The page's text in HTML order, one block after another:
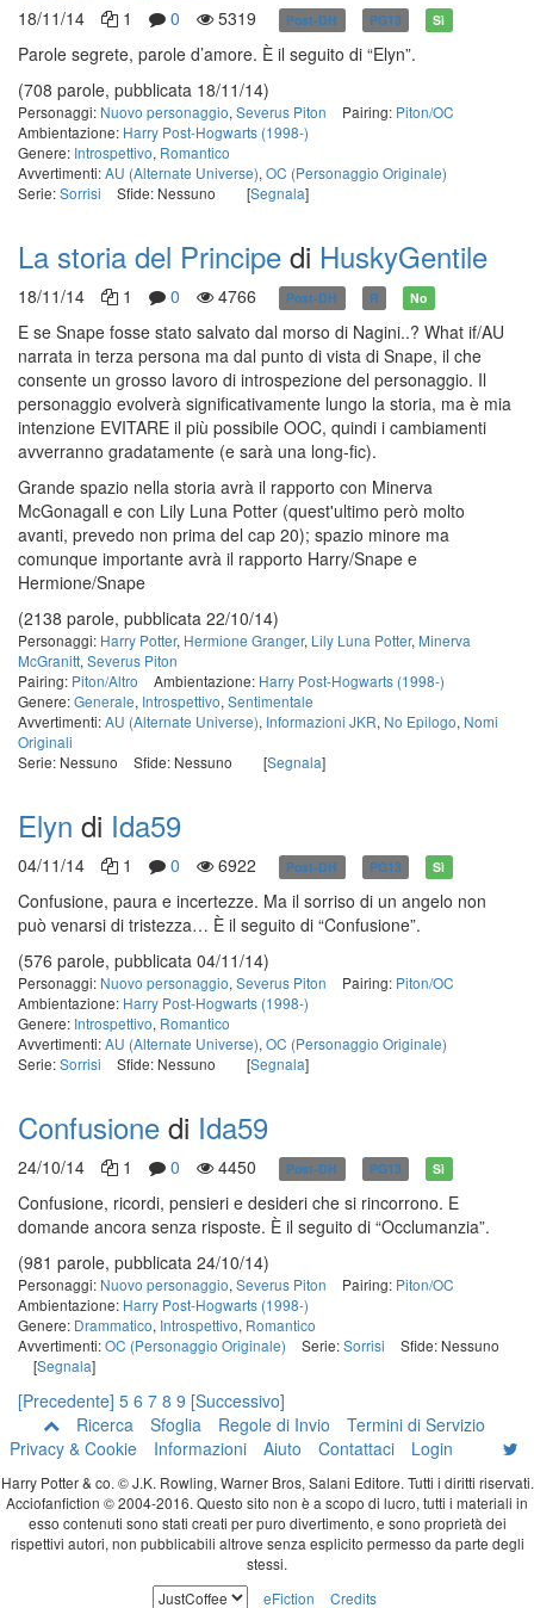
18/11/14 1 0 5319 Post-DH PG13 Sì
Parole segrete, parole d’amore. È il seguito di “Elyn”.
(708 parole, pubblicata 18/11/14)
Personaggi: Nuovo personaggio, Severus Piton Pairing: Piton/OC
Ambientazione: Harry Post-Hogwarts (1998-)
Genere: Introspettivo, Romantico
Avvertimenti:AU (Alternate Universe), OC (Personaggio Originale)
Serie:Sorrisi Sfide: Nessuno [Segnala]
La storia del Principe di HuskyGentile
18/11/14 1 0 4766 Post-DH R No
E se Snape fosse stato salvato dal morso di Nagini..? What if/AU
narrata in terza persona ma dal punto di vista di Snape, il che
consente un grosso lavoro di introspezione del personaggio. Il
personaggio evolverà significativamente lungo la storia, ma è mia
intenzione EVITARE il più possibile OOC, quindi i cambiamenti
avverranno gradatamente (e sarà una long-fic).
Grande spazio nella storia avrà il rapporto con Minerva
McGonagall e con Lily Luna Potter (quest'ultimo però molto
avanti, prevedo non prima del cap 20); spazio minore ma
comunque importante avrà il rapporto Harry/Snape e
Hermione/Snape
(2138 parole, pubblicata 22/10/14)
Personaggi: Harry Potter, Hermione Granger, Lily Luna Potter, Minerva
McGranitt, Severus Piton
Pairing: Piton/Altro Ambientazione: Harry Post-Hogwarts (1998-)
Genere:Generale, Introspettivo, Sentimentale
Avvertimenti:AU (Alternate Universe), Informazioni JKR, No Epilogo, Nomi
Originali
Serie: Nessuno
Sfide: Nessuno [Segnala]
Elyn di Ida59
04/11/14 1 0 6922 Post-DH PG13 Sì
Confusione, paura e incertezze. Ma il sorriso di un angelo non
può venarsi di tristezza… È il seguito di “Confusione”.
(576 parole, pubblicata 04/11/14)
Personaggi: Nuovo personaggio, Severus Piton Pairing: Piton/OC
Ambientazione: Harry Post-Hogwarts (1998-)
Genere: Introspettivo, Romantico
Avvertimenti:AU (Alternate Universe), OC (Personaggio Originale)
Serie:Sorrisi Sfide: Nessuno [Segnala]
Confusione di Ida59
24/10/14 1 0 4450 Post-DH PG13 Sì
Confusione, ricordi, pensieri e desideri che si rincorrono. E
domande ancora senza risposte. È il seguito di “Occlumanzia”.
(981 parole, pubblicata 24/10/14)
Personaggi: Nuovo personaggio, Severus Piton Pairing: Piton/OC
Ambientazione: Harry Post-Hogwarts (1998-)
Genere: Drammatico, Introspettivo, Romantico
Avvertimenti:OC (Personaggio Originale) Serie:Sorrisi
Sfide: Nessuno
[Segnala]
[Precedente] 5 6 7 8 9 [Successivo]
Ricerca
Sfoglia Regole di Invio
Termini di Servizio
Privacy & Cookie
Informazioni Aiuto Contattaci Login
Harry Potter & co. © J.K. Rowling, Warner Bros, Salani Editore. Tutti i diritti riservati.
Acciofanfiction © 2004-2016. Questo sito non è a scopo di lucro, tutti i materiali in
esso contenuti sono stati creati per puro divertimento, e sono proprietà dei
rispettivi autori, non pubblicabili altrove senza esplicito permesso da parte degli
stessi.
eFiction
Credits